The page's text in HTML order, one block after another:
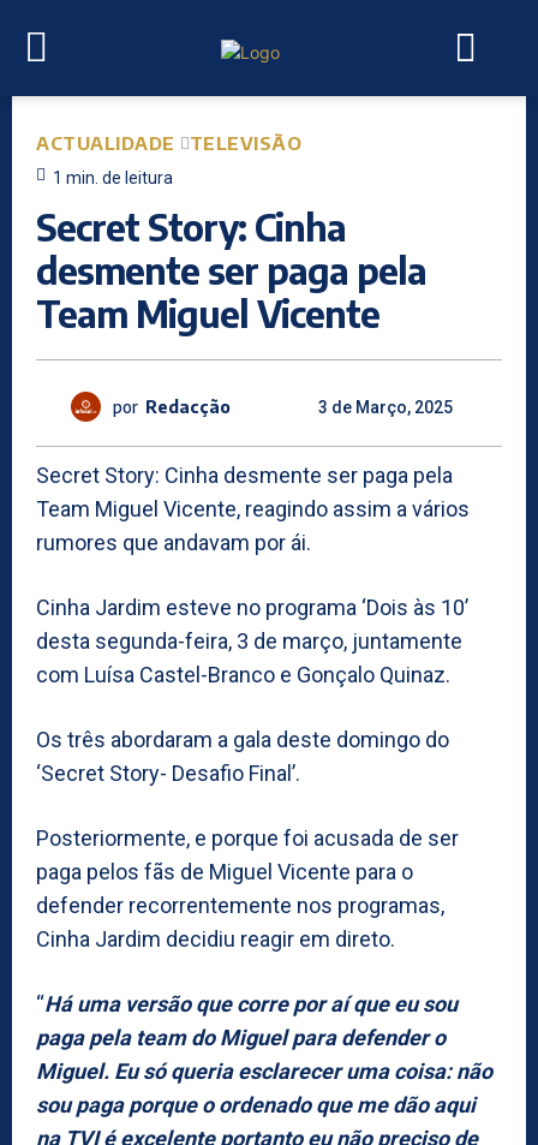
ACTUALIDADE TELEVISÃO
1 min. de leitura
Secret Story: Cinha
desmente ser paga pela
Team Miguel Vicente
por Redacção 3 de Março, 2025
Secret Story: Cinha desmente ser paga pela
Team Miguel Vicente, reagindo assim a vários
rumores que andavam por ái.
Cinha Jardim esteve no programa ‘Dois às 10’
desta segunda-feira, 3 de março, juntamente
com Luísa Castel-Branco e Gonçalo Quinaz.
Os três abordaram a gala deste domingo do
‘Secret Story- Desafio Final’.
Posteriormente, e porque foi acusada de ser
paga pelos fãs de Miguel Vicente para o
defender recorrentemente nos programas,
Cinha Jardim decidiu reagir em direto.
“Há uma versão que corre por aí que eu sou
paga pela team do Miguel para defender o
Miguel. Eu só queria esclarecer uma coisa: não
sou paga porque o ordenado que me dão aqui
na TVI é excelente portanto eu não preciso de